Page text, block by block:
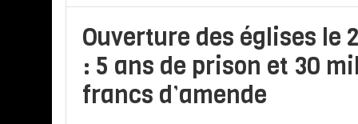
Ouverture des églises le
: 5 ans de prison et 30
francs d’amende